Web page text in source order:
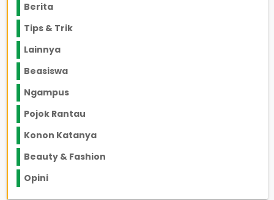
Berita
Tips & Trik
Lainnya
Beasiswa
Ngampus
Pojok Rantau
Konon Katanya
Beauty & Fashion
Opini